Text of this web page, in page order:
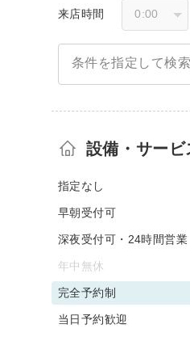
来店時間
条件を指定して検索
設備・サー
指定なし
早朝受付可
深夜受付可・24時間営業
年中無休
完全予約制
当日予約歓迎